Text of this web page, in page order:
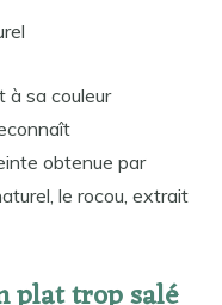
à sa couleur
obtenue par
le rocou, extrait